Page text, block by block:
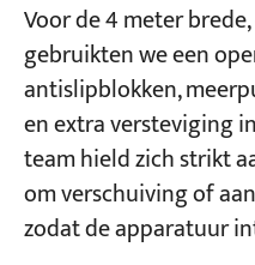
Voor de 4 meter
gebruikten we een
antislipblokken,
en extra versteviging
team hield zich strikt
om verschuiving of
zodat de apparatuur